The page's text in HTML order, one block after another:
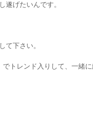
遂げたいんです。
て下さい。
トレンド入りして、一緒に